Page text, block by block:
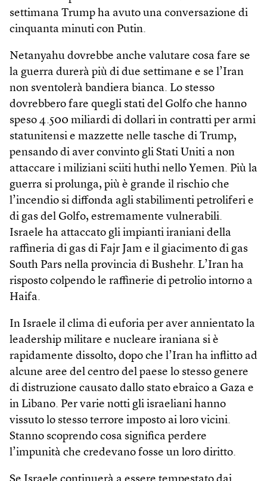
settimana Trump ha avuto una conversazione di
cinquanta minuti con Putin.
Netanyahu dovrebbe anche valutare cosa fare se
la guerra durerà più di due settimane e se l’Iran
non sventolerà bandiera bianca. Lo stesso
dovrebbero fare quegli stati del Golfo che hanno
speso 4.500 miliardi di dollari in contratti per armi
statunitensi e mazzette nelle tasche di Trump,
pensando di aver convinto gli Stati Uniti a non
attaccare i miliziani sciiti huthi nello Yemen. Più la
guerra si prolunga, più è grande il rischio che
l’incendio si diffonda agli stabilimenti petroliferi e
di gas del Golfo, estremamente vulnerabili.
Israele ha attaccato gli impianti iraniani della
raffineria di gas di Fajr Jam e il giacimento di gas
South Pars nella provincia di Bushehr. L’Iran ha
risposto colpendo le raffinerie di petrolio intorno a
Haifa.
In Israele il clima di euforia per aver annientato la
leadership militare e nucleare iraniana si è
rapidamente dissolto, dopo che l’Iran ha inflitto ad
alcune aree del centro del paese lo stesso genere
di distruzione causato dallo stato ebraico a Gaza e
in Libano. Per varie notti gli israeliani hanno
vissuto lo stesso terrore imposto ai loro vicini.
Stanno scoprendo cosa significa perdere
l’impunità che credevano fosse un loro diritto.